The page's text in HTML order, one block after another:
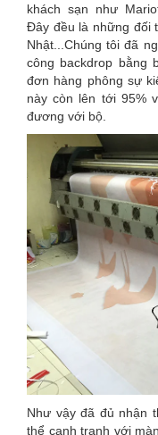
khách sạn như
Đây đều là những đối
Nhật...Chúng tôi đã
công backdrop bằng
đơn hàng phông sự
này còn lên tới 95%
đương với bộ.
Như vậy đã đủ nhận
thể cạnh tranh với